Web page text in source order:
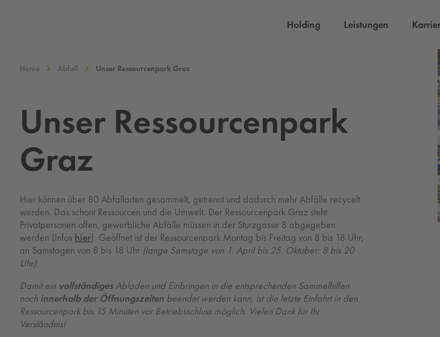
Holding Leistungen
Home Abfall Unser Ressourcenpark Graz
Unser Res­sour­cen­park
Graz
Hier können über 80 Abfallarten gesammelt, getrennt und dadurch mehr Abfälle recycelt
werden. Das schont Ressourcen und die Umwelt. Der Ressourcenpark Graz steht
Privatpersonen offen, gewerbliche Abfälle müssen in der Sturzgasse 8 abgegeben
werden (Infos hier). Geöffnet ist der Ressourcenpark Montag bis Freitag von 8 bis 18 Uhr,
an Samstagen von 8 bis 18 Uhr (lange Samstage von 1. April bis 25. Oktober: 8 bis 20
Uhr).
Damit ein vollständigesAbladen und Einbringen in die entsprechenden Sammelhilfen
nochinnerhalb der Öffnungszeiten beendet werden kann, ist die letzte Einfahrt in den
Ressourcenpark bis 15 Minuten vor Betriebsschluss möglich. Vielen Dank für Ihr
Verständnis!